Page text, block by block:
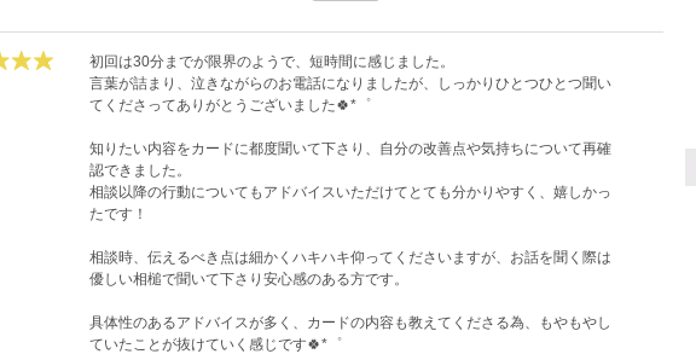
初回は30分までが限界のようで、短時間に感じました。
言葉が詰まり、泣きながらのお電話になりましたが、しっかりひとつひとつ聞い
てくださってありがとうございました🍀*゜
知りたい内容をカードに都度聞いて下さり、自分の改善点や気持ちについて再確
認できました。
相談以降の行動についてもアドバイスいただけてとても分かりやすく、嬉しかっ
たです！
相談時、伝えるべき点は細かくハキハキ仰ってくださいますが、お話を聞く際は
優しい相槌で聞いて下さり安心感のある方です。
具体性のあるアドバイスが多く、カードの内容も教えてくださる為、もやもやし
ていたことが抜けていく感じです🍀*゜